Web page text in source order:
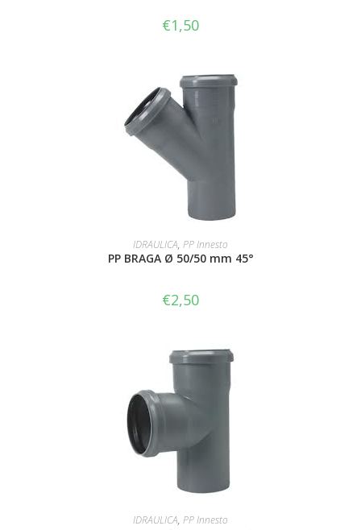
€1,50
AGGIUNGI AL CARRELLO
IDRAULICA, PP Innesto
PP BRAGA Ø 50/50 mm 45°
€2,50
AGGIUNGI AL CARRELLO
IDRAULICA, PP Innesto